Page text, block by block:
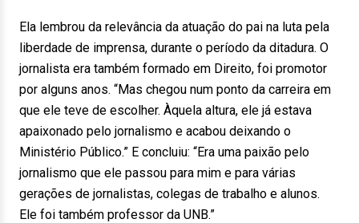
Ela lembrou da relevância da atuação do pai na luta pela
liberdade de imprensa, durante o período da ditadura. O
jornalista era também formado em Direito, foi promotor
por alguns anos. “Mas chegou num ponto da carreira em
que ele teve de escolher. Àquela altura, ele já estava
apaixonado pelo jornalismo e acabou deixando o
Ministério Público.” E concluiu: “Era uma paixão pelo
jornalismo que ele passou para mim e para várias
gerações de jornalistas, colegas de trabalho e alunos.
Ele foi também professor da UNB.”